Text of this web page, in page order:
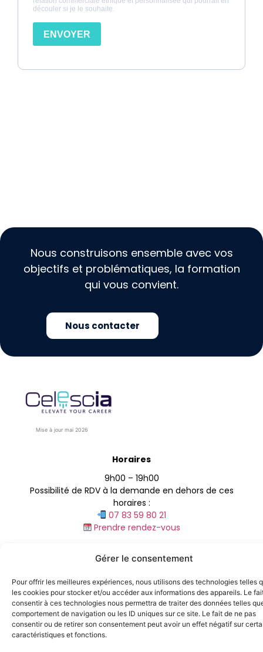
Gérer le consentement
Pour offrir les meilleures expériences, nous utilisons des technologies telles
les cookies pour stocker et/ou accéder aux informations des appareils. Le
consentir à ces technologies nous permettra de traiter des données telles
comportement de navigation ou les ID uniques sur ce site. Le fait de ne pas
consentir ou de retirer son consentement peut avoir un effet négatif sur
caractéristiques et fonctions.
Nous construisons ensemble avec vos
objectifs et problématiques, la formation
qui vous convient.
Nous contacter
Mise à jour mai 2026
Horaires
9h00 – 19h00
Possibilité de RDV à la demande en dehors de ces
horaires :
07 83 59 80 21
Prendre rendez-vous
Nos formationsContactMentions légales
Conditions générales de vente